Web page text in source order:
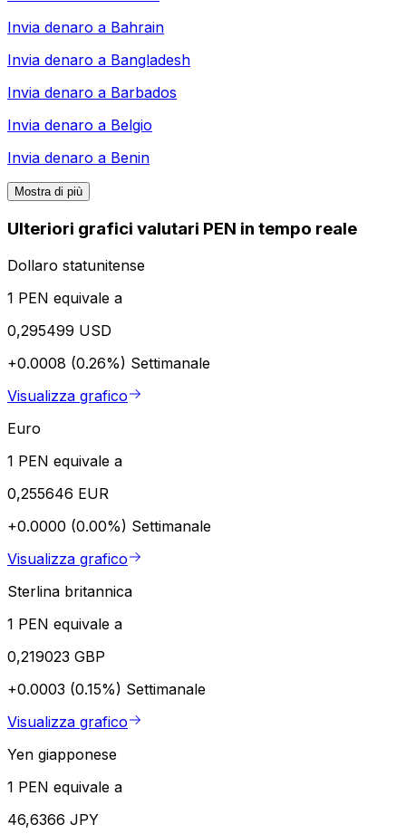
Invia denaro a Bahrain
Invia denaro a Bangladesh
Invia denaro a Barbados
Invia denaro a Belgio
Invia denaro a Benin
Mostra di più
Ulteriori grafici valutari PEN in tempo reale
Dollaro statunitense
1 PEN equivale a
0,295499 USD
+0.0008 (0.26%) Settimanale
Visualizza grafico
Euro
1 PEN equivale a
0,255646 EUR
+0.0000 (0.00%) Settimanale
Visualizza grafico
Sterlina britannica
1 PEN equivale a
0,219023 GBP
+0.0003 (0.15%) Settimanale
Visualizza grafico
Yen giapponese
1 PEN equivale a
46,6366 JPY